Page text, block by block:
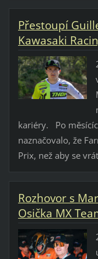
Přestoupí
Kawasaki
kariéry. Po
naznačovalo, že
Prix, než aby se
Rozhovor s
Osička MX